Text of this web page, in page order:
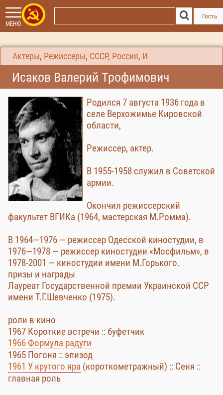
МЕНЮ
Гость
Актеры, Режиссеры, СССР, Россия, И
Исаков Валерий Трофимович
Родился 7 августа 1936 года в
селе Верхожимье Кировской
области,
Режиссер, актер.
В 1955-1958 служил в Советской
армии.
Окончил режиссерский
факультет ВГИКа (1964, мастерская М.Ромма).
В 1964—1976 — режиссер Одесской киностудии, в
1976—1978 — режиссер киностудии «Мосфильм», в
1978-2001 — киностудии имени М.Горького.
призы и награды
Лауреат Государственной премии Украинской ССР
имени Т.Г.Шевченко (1975).
роли в кино
1967 Короткие встречи :: буфетчик
1966 Формула радуги
1965 Погоня :: эпизод
1961 У крутого яра (короткометражный) :: Сеня ::
главная роль